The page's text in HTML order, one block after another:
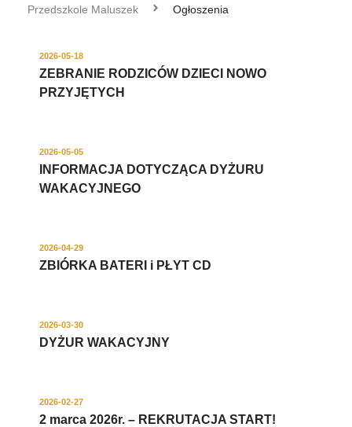
Przedszkole Maluszek Ogłoszenia
2026-05-18
ZEBRANIE RODZICÓW DZIECI NOWO
PRZYJĘTYCH
2026-05-05
INFORMACJA DOTYCZĄCA DYŻURU
WAKACYJNEGO
2026-04-29
ZBIÓRKA BATERI i PŁYT CD
2026-03-30
DYŻUR WAKACYJNY
2026-02-27
2 marca 2026r. – REKRUTACJA START!